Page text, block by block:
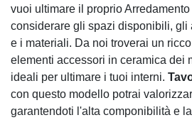
vuoi ultimare il proprio
considerare gli spazi disponibili, gli
e i materiali. Da noi troverai un
elementi accessori in ceramica dei
ideali per ultimare i tuoi interni.
con questo modello potrai
garantendoti l'alta componibilità e